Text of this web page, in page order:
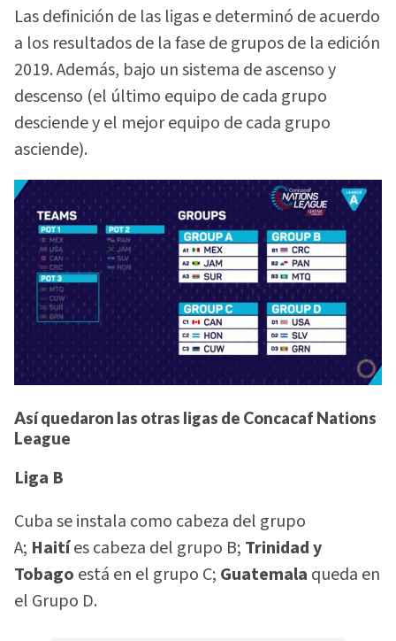
Las definición de las ligas e determinó de acuerdo
a los resultados de la fase de grupos de la edición
2019. Además, bajo un sistema de ascenso y
descenso (el último equipo de cada grupo
desciende y el mejor equipo de cada grupo
asciende).
Así quedaron las otras ligas de Concacaf Nations
League
Liga B
Cuba se instala como cabeza del grupo
A; Haitíes cabeza del grupo B; Trinidad y
Tobago está en el grupo C; Guatemala queda en
el Grupo D.